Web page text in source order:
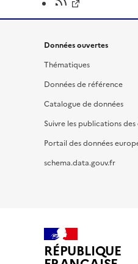
Données ouvertes
Thématiques
Données de référence
Catalogue de données
Suivre les publications
Portail des données
schema.data.gouv.fr
RÉPUBLIQUE